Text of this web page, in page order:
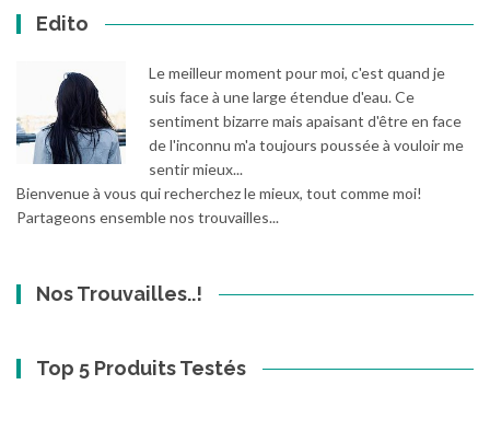
Edito
Le meilleur moment pour moi, c'est quand je
suis face à une large étendue d'eau. Ce
sentiment bizarre mais apaisant d'être en face
de l'inconnu m'a toujours poussée à vouloir me
sentir mieux...
Bienvenue à vous qui recherchez le mieux, tout comme moi!
Partageons ensemble nos trouvailles...
Nos Trouvailles..!
Top 5 Produits Testés